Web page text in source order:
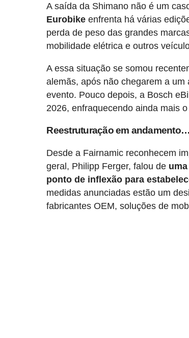
A saída da Shimano não é um
Eurobike enfrenta há várias
perda de peso das grandes
mobilidade elétrica e outros
A essa situação se somou
alemãs, após não chegarem a
evento. Pouco depois, a Bosch
2026, enfraquecendo ainda mais
Reestruturação em
Desde a Fairnamic reconhecem
geral, Philipp Ferger, falou de
ponto de inflexão para
medidas anunciadas estão um
fabricantes OEM, soluções de